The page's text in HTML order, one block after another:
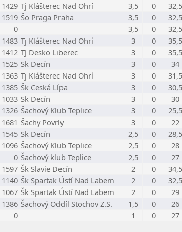
1429 Tj Klášterec Nad Ohrí 3,5 0 32,5
1519 Šo Praga Praha 3,5 0 32,5
0 3,5 0 32,5
1483 Tj Klášterec Nad Ohrí 3 0 35,5
1412 TJ Desko Liberec 3 0 35,5
1525 Sk Decín 3 0 34
1363 Tj Klášterec Nad Ohrí 3 0 31,5
1385 Šk Ceská Lípa 3 0 30,5
1033 Sk Decín 3 0 30
1326 Šachový Klub Teplice 3 0 25,5
1681 Šachy Povrly 3 0 22
1545 Sk Decín 2,5 0 28,5
1096 Šachový Klub Teplice 2,5 0 28
0 Šachový klub Teplice 2,5 0 27
1597 Šk Slavie Decín 2 0 34,5
1140 Šk Spartak Ústí Nad Labem 2 0 32,5
1067 Šk Spartak Ústí Nad Labem 2 0 29
1386 Šachový Oddíl Stochov Z.S. 1,5 0 26
0 1 0 27